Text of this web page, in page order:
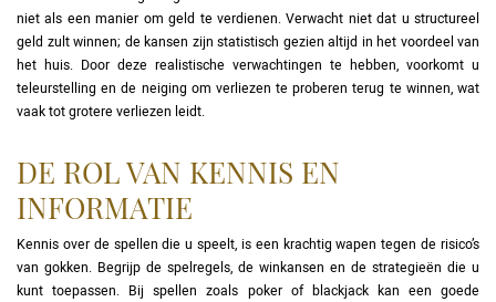
niet als een manier om geld te verdienen. Verwacht niet dat u structureel
geld zult winnen; de kansen zijn statistisch gezien altijd in het voordeel van
het huis. Door deze realistische verwachtingen te hebben, voorkomt u
teleurstelling en de neiging om verliezen te proberen terug te winnen, wat
vaak tot grotere verliezen leidt.
DE ROL VAN KENNIS EN
INFORMATIE
Kennis over de spellen die u speelt, is een krachtig wapen tegen de risico’s
van gokken. Begrijp de spelregels, de winkansen en de strategieën die u
kunt toepassen. Bij spellen zoals poker of blackjack kan een goede